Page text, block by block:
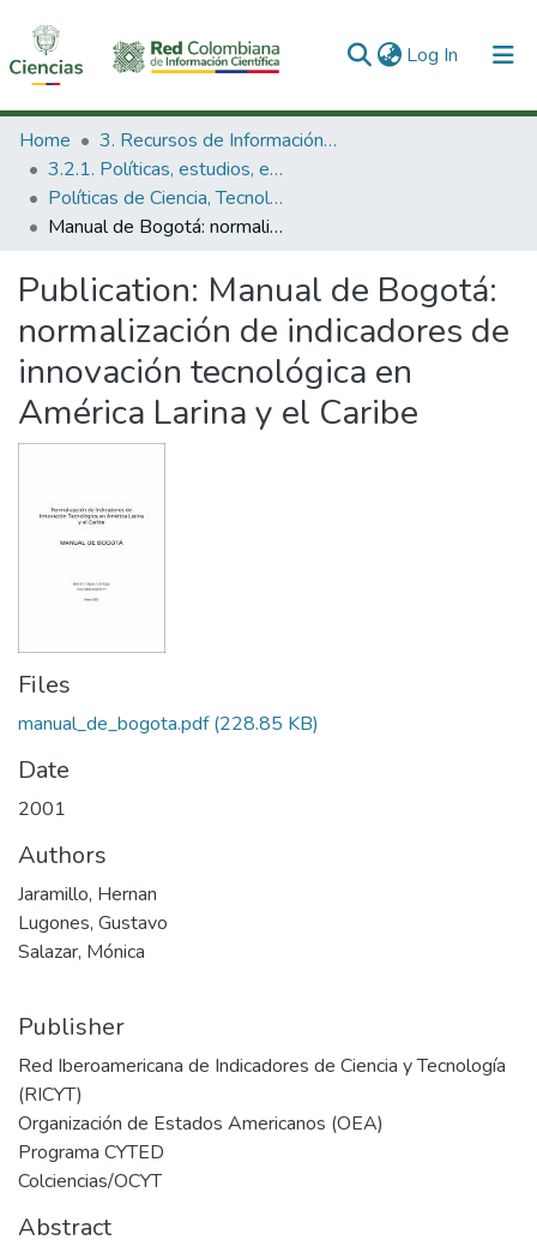
Log In (current)
Communities & Collections
All of DSpace
Statistics
Home
3. Recursos de Información Científica y Tecnológica
3.2.1. Políticas, estudios, evaluaciones e indicadores de CTeI
Políticas de Ciencia, Tecnología e Innovación
Manual de Bogotá: normalización de indicadores de innovación tecnológica en América Larina y el Caribe
Publication: Manual de Bogotá:
normalización de indicadores de
innovación tecnológica en
América Larina y el Caribe
Files
manual_de_bogota.pdf(228.85 KB)
Date
2001
Authors
Jaramillo, Hernan
Lugones, Gustavo
Salazar, Mónica
Publisher
Red Iberoamericana de Indicadores de Ciencia y Tecnología
(RICYT)
Organización de Estados Americanos (OEA)
Programa CYTED
Colciencias/OCYT
Abstract